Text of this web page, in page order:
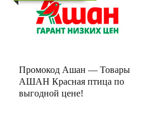
Промокод Ашан — Товары
АШАН Красная птица по
выгодной цене!